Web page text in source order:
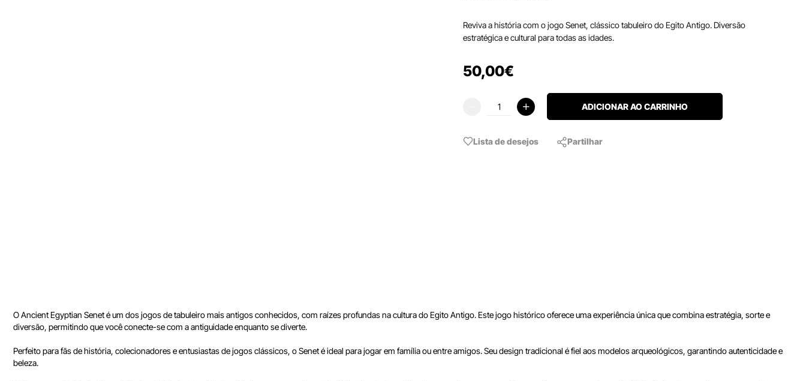
Reviva a história com o jogo Senet, clássico tabuleiro do Egito Antigo. Diversão
estratégica e cultural para todas as idades.
50,00€
ADICIONAR AO CARRINHO
Lista de desejos Partilhar
O Ancient Egyptian Senet é um dos jogos de tabuleiro mais antigos conhecidos, com raízes profundas na cultura do Egito Antigo. Este jogo histórico oferece uma experiência única que combina estratégia, sorte e
diversão, permitindo que você conecte-se com a antiguidade enquanto se diverte.
Perfeito para fãs de história, colecionadores e entusiastas de jogos clássicos, o Senet é ideal para jogar em família ou entre amigos. Seu design tradicional é fiel aos modelos arqueológicos, garantindo autenticidade e
beleza.